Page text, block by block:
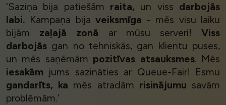
‘Saziņa bija patiešām raita, un viss darbojās
labi. Kampaņa bijaveiksmīga - mēs visu laiku
bijām zaļajā zonā ar mūsu serveri!Viss
darbojās gan no tehniskās, gan klientu puses,
un mēs saņēmām pozitīvas atsauksmes. Mēs
iesakām jums sazināties ar Queue-Fair! Esmu
gandarīts, ka mēs atradām risinājumu savām
problēmām.’